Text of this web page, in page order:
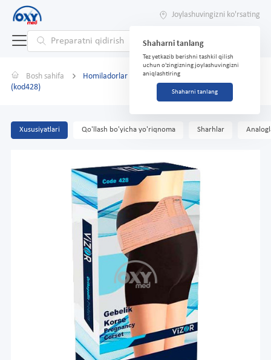
Joylashuvingizni ko'rsating
Shaharni tanlang
Tez yetkazib berishni tashkil qilish
uchun o'zingizning joylashuvingizni
aniqlashtiring
Shaharni tanlang
Bosh sahifa
Homiladorlar uchun korseti Visor o'lcham M
(kod428)
Xususiyatlari Qo'llash bo'yicha yo'riqnoma Sharhlar